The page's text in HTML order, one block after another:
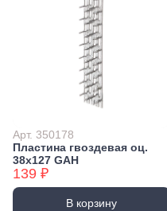
Арт. 350178
Пластина гвоздевая оц.
38x127 GAH
139 ₽
В корзину